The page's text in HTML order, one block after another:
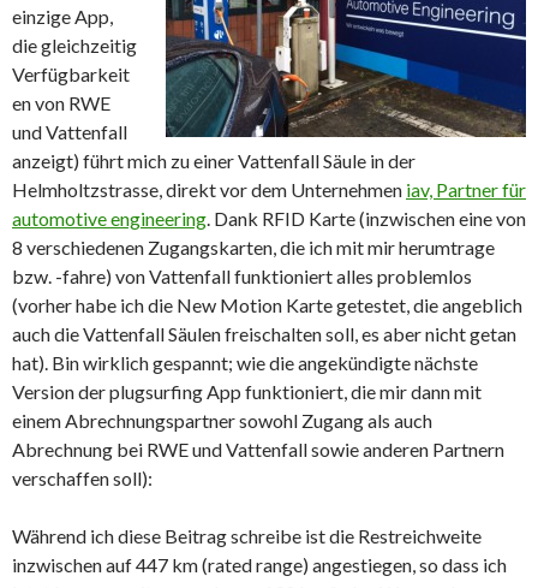
einzige App,
die gleichzeitig
Verfügbarkeit
en von RWE
und Vattenfall
anzeigt) führt mich zu einer Vattenfall Säule in der
Helmholtzstrasse, direkt vor dem Unternehmen iav, Partner für
automotive engineering. Dank RFID Karte (inzwischen eine von
8 verschiedenen Zugangskarten, die ich mit mir herumtrage
bzw. -fahre) von Vattenfall funktioniert alles problemlos
(vorher habe ich die New Motion Karte getestet, die angeblich
auch die Vattenfall Säulen freischalten soll, es aber nicht getan
hat). Bin wirklich gespannt; wie die angekündigte nächste
Version der plugsurfing App funktioniert, die mir dann mit
einem Abrechnungspartner sowohl Zugang als auch
Abrechnung bei RWE und Vattenfall sowie anderen Partnern
verschaffen soll):
Während ich diese Beitrag schreibe ist die Restreichweite
inzwischen auf 447 km (rated range) angestiegen, so dass ich